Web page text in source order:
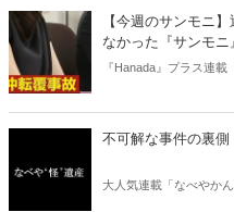
ある。元月刊『
書評！
【今週のサンモニ
なかった『サンモニ
『Hanada』プラス連
り」、略して【今週の
不可解な事件の裏側
大人気連載「なべやか